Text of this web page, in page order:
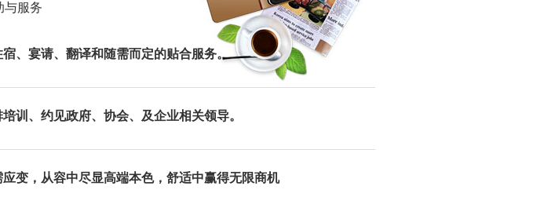
与服务
、宴请、翻译和随需而定的贴合服务。
训、约见政府、协会、及企业相关领导。
变，从容中尽显高端本色，舒适中赢得无限商机